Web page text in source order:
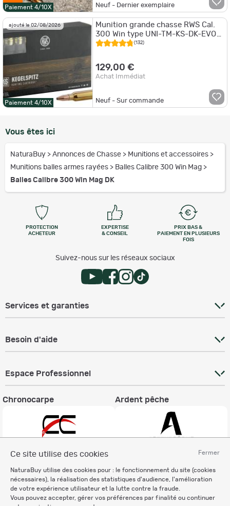
Fermer
Ce site utilise des cookies
NaturaBuy utilise des cookies pour : le fonctionnement du site (cookies
nécessaires), la réalisation des statistiques d'audience, l'amélioration
de votre expérience utilisateur et la lutte contre la fraude.
Vous pouvez accepter, gérer vos préférences par finalité ou continuer
Paiement 4/10X
Neuf - Dernier exemplaire
ajouté le 02/08/2026
Paiement 4/10X
Munition grande chasse RWS Cal.
300 Win type UNI-TM-KS-DK-EVO
type DK
(132)
129,00 €
Achat Immédiat
Neuf - Sur commande
Vous êtes ici
NaturaBuy > Annonces de Chasse > Munitions et accessoires >
Munitions balles armes rayées > Balles Calibre 300 Win Mag >
Balles Calibre 300 Win Mag DK
PROTECTION
ACHETEUR
EXPERTISE
& CONSEIL
PRIX BAS &
PAIEMENT EN PLUSIEURS
FOIS
Suivez-nous sur les réseaux sociaux
Services et garanties
Besoin d'aide
Espace Professionnel
Chronocarpe Ardent pêche
Informations légales
Charte éthique
Mentions légales
Règlement & Conditions d'utilisation